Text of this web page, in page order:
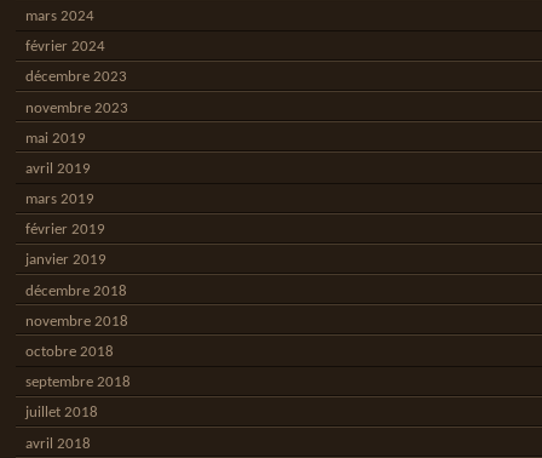
mars 2024
février 2024
décembre 2023
novembre 2023
mai 2019
avril 2019
mars 2019
février 2019
janvier 2019
décembre 2018
novembre 2018
octobre 2018
septembre 2018
juillet 2018
avril 2018